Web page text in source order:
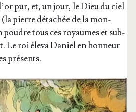
pur, et, un jour, le Dieu du ciel
pierre déta­chée de la mon­
tous ces royaumes et sub­
Le roi éle­va Daniel en hon­neur
présents.